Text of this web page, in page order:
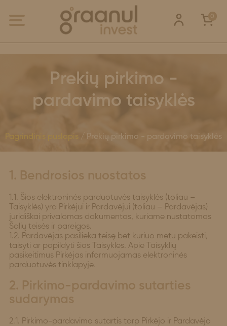
0
Prekių pirkimo -
pardavimo taisyklės
Pagrindinis puslapis / Prekių pirkimo - pardavimo taisyklės
1. Bendrosios nuostatos
1.1. Šios elektroninės parduotuvės taisyklės (toliau –
Taisyklės) yra Pirkėjui ir Pardavėjui (toliau – Pardavėjas)
juridiškai privalomas dokumentas, kuriame nustatomos
Šalių teisės ir pareigos.
1.2. Pardavėjas pasilieka teisę bet kuriuo metu pakeisti,
taisyti ar papildyti šias Taisykles. Apie Taisyklių
pasikeitimus Pirkėjas informuojamas elektroninės
parduotuvės tinklapyje.
2. Pirkimo-pardavimo sutarties
sudarymas
2.1. Pirkimo-pardavimo sutartis tarp Pirkėjo ir Pardavėjo